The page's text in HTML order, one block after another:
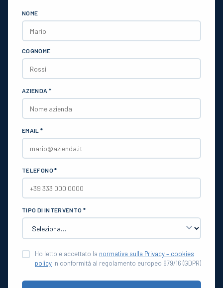
NOME
COGNOME
AZIENDA *
EMAIL *
TELEFONO *
TIPO DI INTERVENTO *
Ho letto e accettato la normativa sulla Privacy – cookies
policy in conformità al regolamento europeo 679/16 (GDPR)